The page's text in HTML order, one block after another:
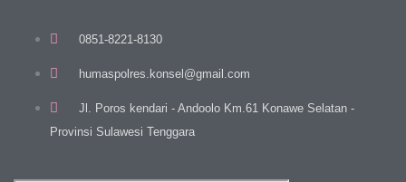
0851-8221-8130
humaspolres.konsel@gmail.com
Jl. Poros kendari - Andoolo Km.61 Konawe Selatan -
Provinsi Sulawesi Tenggara